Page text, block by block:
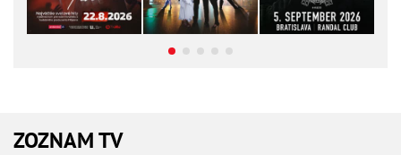
ZOZNAM TV